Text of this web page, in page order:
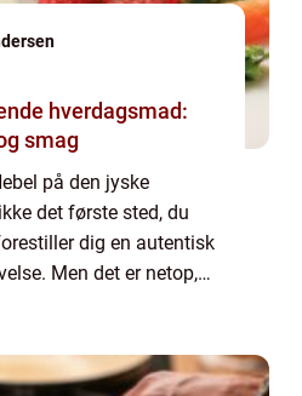
hverdagsmad:
smag
på den jyske
det første sted, du
dig en autentisk
Men det er netop,